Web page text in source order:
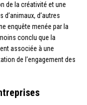
de la créativité et une
d’autres
enquête menée par la
conclu que la
associée à une
de l’engagement des